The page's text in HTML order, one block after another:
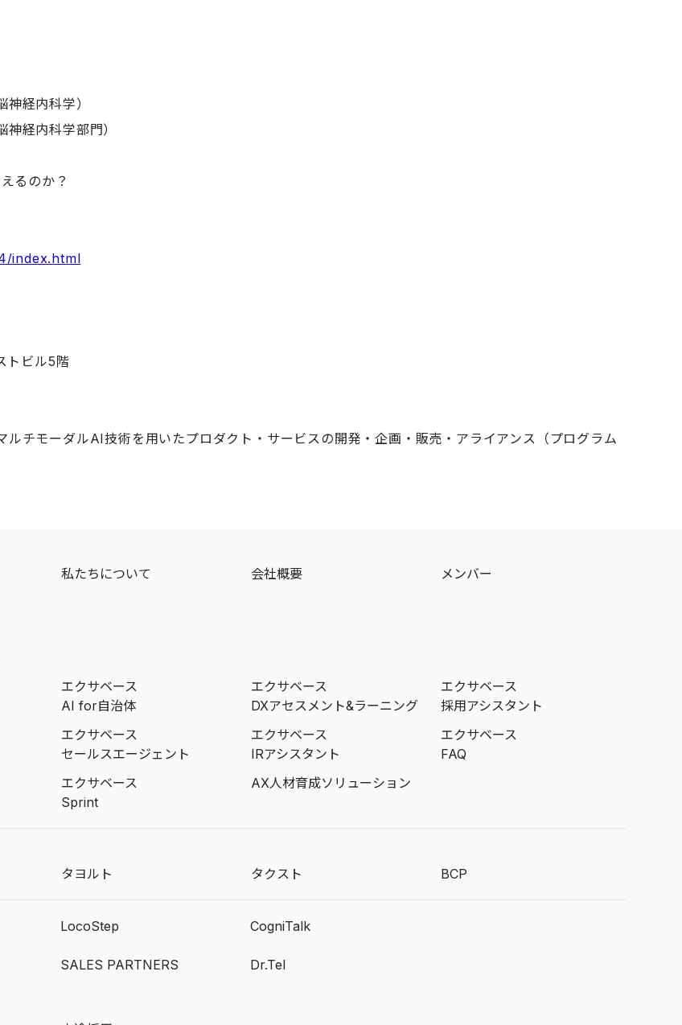
経内科学）
経内科学部門）
るのか？
index.html
トビル5階
チモーダルAI技術を用いたプロダクト・サービスの開発・企画・販売・アライアンス（プログラム
私たちについて 会社概要
メンバー
エクサベース
AI for自治体
エクサベース
DXアセスメント&ラーニング
エクサベース
採用アシスタント
エクサベース
セールスエージェント
エクサベース
IRアシスタント
エクサベース
FAQ
エクサベース
Sprint
AX人材育成ソリューション
タヨルト タクスト BCP
LocoStep CogniTalk
SALES PARTNERS Dr.Tel